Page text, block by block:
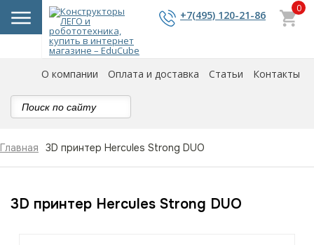
+7(495) 120-21-86
0
О компании Оплата и доставка Статьи Контакты
Главная 3D принтер Hercules Strong DUO
3D принтер Hercules Strong DUO